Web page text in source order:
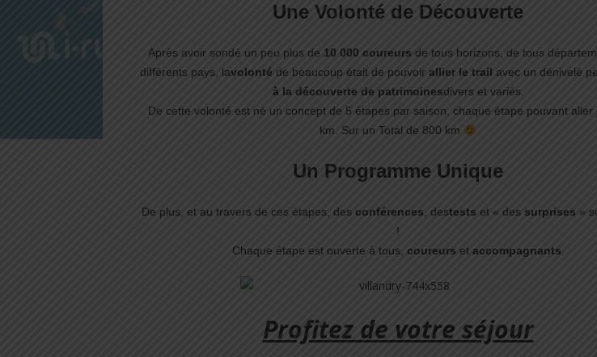
Une Volonté de Découverte
Après avoir sondé un peu plus de 10 000 coureurs de tous horizons, de tous
différents pays, lavolonté de beaucoup était de pouvoir allier le trail avec un dénivelé
à la découverte de patrimoinesdivers et variés.
De cette volonté est né un concept de 5 étapes par saison, chaque étape pouvant aller
km. Sur un Total de 800 km
Un Programme Unique
De plus, et au travers de ces étapes, des conférences, destests et « des surprises »
!
Chaque étape est ouverte à tous, coureurs et accompagnants.
Profitez de votre séjour